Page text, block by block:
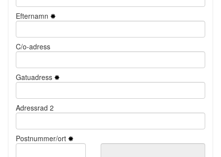
Efternamn
C/o-adress
Gatuadress
Adressrad 2
Postnummer/ort